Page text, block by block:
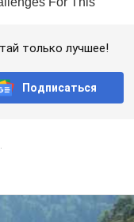
только лучшее!
Подписаться